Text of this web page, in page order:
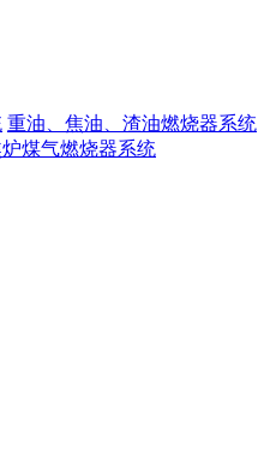
重油、焦油、渣油燃烧器系统
煤气燃烧器系统